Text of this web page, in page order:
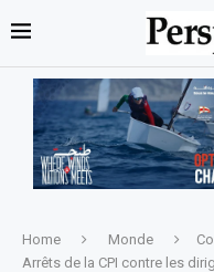
Home Monde
Arrêts de la CPI contre les